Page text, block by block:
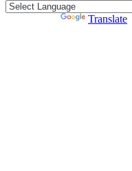
Translate